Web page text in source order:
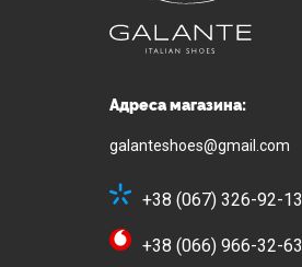
Адреса магазина:
galanteshoes@gmail.com
+38 (067) 326-92-13
+38 (066) 966-32-63